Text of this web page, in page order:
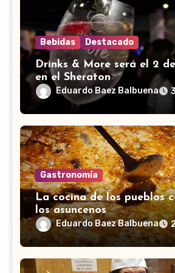
Bebidas Destacado
Drinks & More será el 2
en el Sheraton
Eduardo Baez Balbuena
Gastronomía
La cocina de los pueblos
los asuncenos
Eduardo Baez Balbuena